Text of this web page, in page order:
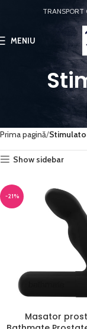
MENIU
Prima pagină
Show sidebar
-21%
Masator